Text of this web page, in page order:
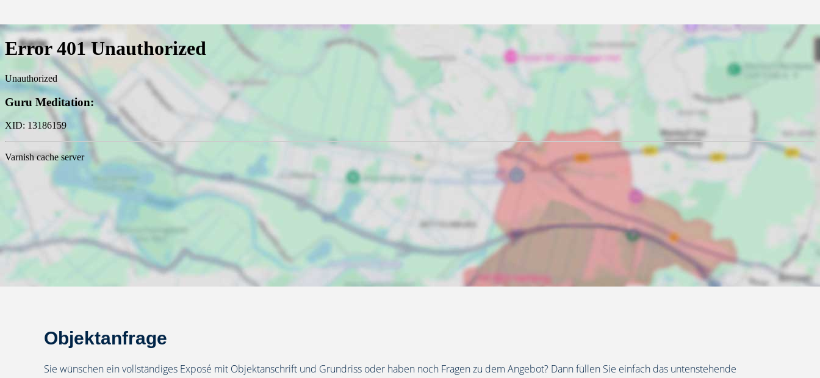
Objektanfrage
Sie wünschen ein vollständiges Exposé mit Objektanschrift und Grundriss oder haben noch Fragen zu dem Angebot? Dann füllen Sie einfach das untenstehende